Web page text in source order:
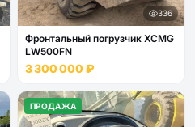
336
Фронтальный погрузчик XCMG
LW500FN
3 300 000 ₽
ПРОДАЖА